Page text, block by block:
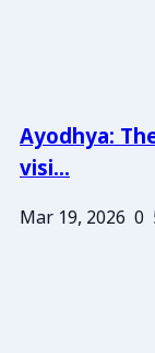
Ayodhya:
visi...
Mar 19, 2026 0